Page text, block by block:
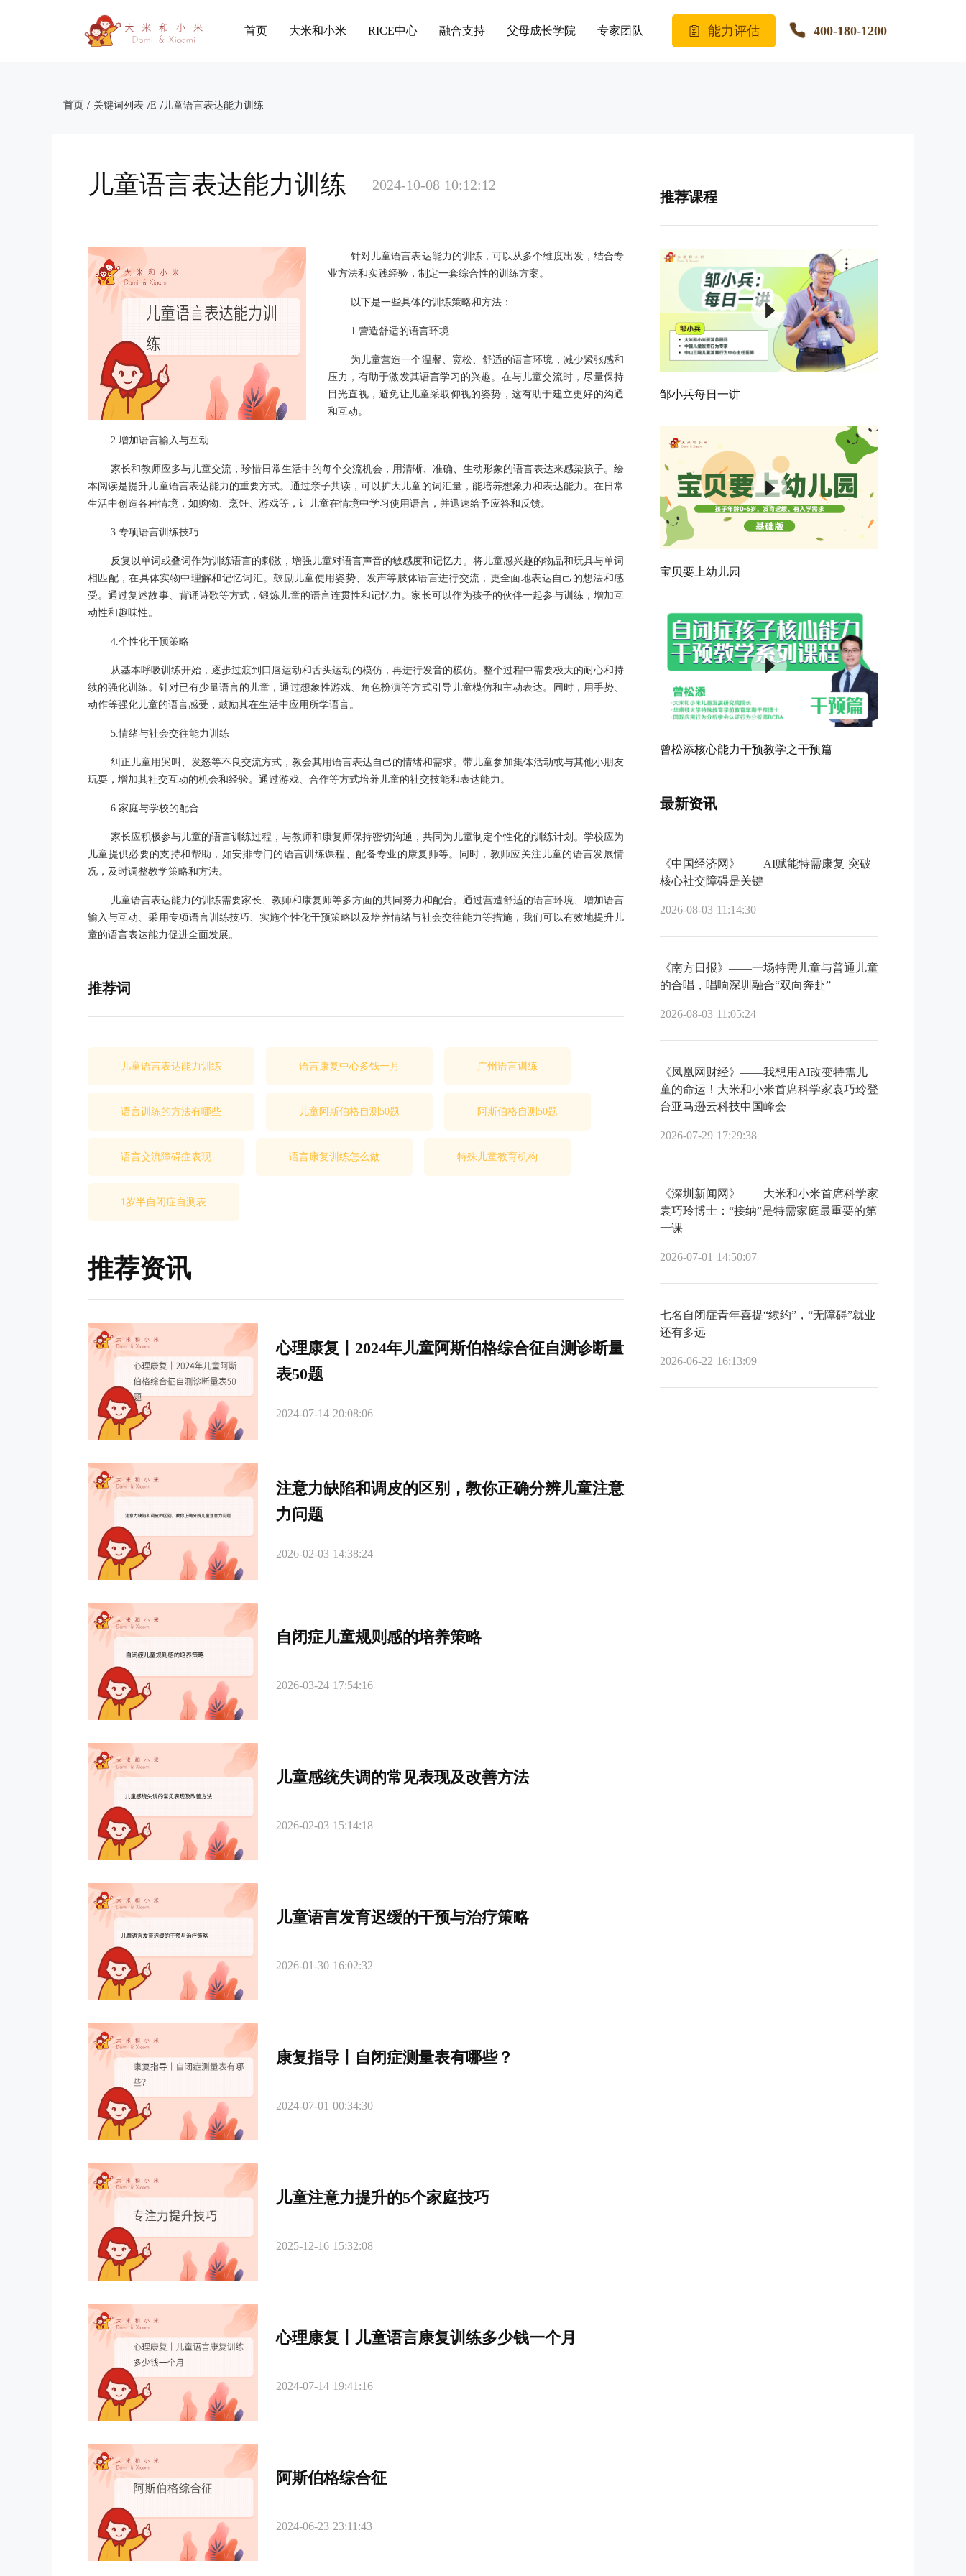
首页 大米和小米 RICE中心 融合支持 父母成长学院 专家团队 能力评估 400-180-1200
首页 / 关键词列表 /E /儿童语言表达能力训练
儿童语言表达能力训练 2024-10-08 10:12:12
针对儿童语言表达能力的训练，可以从多个维度出发，结合专
业方法和实践经验，制定一套综合性的训练方案。
以下是一些具体的训练策略和方法：
1.营造舒适的语言环境
为儿童营造一个温馨、宽松、舒适的语言环境，减少紧张感和
压力，有助于激发其语言学习的兴趣。在与儿童交流时，尽量保持
目光直视，避免让儿童采取仰视的姿势，这有助于建立更好的沟通
和互动。
2.增加语言输入与互动
家长和教师应多与儿童交流，珍惜日常生活中的每个交流机会，用清晰、准确、生动形象的语言表达来感染孩子。绘
本阅读是提升儿童语言表达能力的重要方式。通过亲子共读，可以扩大儿童的词汇量，能培养想象力和表达能力。在日常
生活中创造各种情境，如购物、烹饪、游戏等，让儿童在情境中学习使用语言，并迅速给予应答和反馈。
3.专项语言训练技巧
反复以单词或叠词作为训练语言的刺激，增强儿童对语言声音的敏感度和记忆力。将儿童感兴趣的物品和玩具与单词
相匹配，在具体实物中理解和记忆词汇。鼓励儿童使用姿势、发声等肢体语言进行交流，更全面地表达自己的想法和感
受。通过复述故事、背诵诗歌等方式，锻炼儿童的语言连贯性和记忆力。家长可以作为孩子的伙伴一起参与训练，增加互
动性和趣味性。
4.个性化干预策略
从基本呼吸训练开始，逐步过渡到口唇运动和舌头运动的模仿，再进行发音的模仿。整个过程中需要极大的耐心和持
续的强化训练。针对已有少量语言的儿童，通过想象性游戏、角色扮演等方式引导儿童模仿和主动表达。同时，用手势、
动作等强化儿童的语言感受，鼓励其在生活中应用所学语言。
5.情绪与社会交往能力训练
纠正儿童用哭叫、发怒等不良交流方式，教会其用语言表达自己的情绪和需求。带儿童参加集体活动或与其他小朋友
玩耍，增加其社交互动的机会和经验。通过游戏、合作等方式培养儿童的社交技能和表达能力。
6.家庭与学校的配合
家长应积极参与儿童的语言训练过程，与教师和康复师保持密切沟通，共同为儿童制定个性化的训练计划。学校应为
儿童提供必要的支持和帮助，如安排专门的语言训练课程、配备专业的康复师等。同时，教师应关注儿童的语言发展情
况，及时调整教学策略和方法。
儿童语言表达能力的训练需要家长、教师和康复师等多方面的共同努力和配合。通过营造舒适的语言环境、增加语言
输入与互动、采用专项语言训练技巧、实施个性化干预策略以及培养情绪与社会交往能力等措施，我们可以有效地提升儿
童的语言表达能力促进全面发展。
推荐词
儿童语言表达能力训练 语言康复中心多钱一月 广州语言训练
语言训练的方法有哪些 儿童阿斯伯格自测50题 阿斯伯格自测50题
语言交流障碍症表现 语言康复训练怎么做 特殊儿童教育机构
1岁半自闭症自测表
推荐资讯
心理康复丨2024年儿童阿斯伯格综合征自测诊断量
表50题
2024-07-14 20:08:06
注意力缺陷和调皮的区别，教你正确分辨儿童注意
力问题
2026-02-03 14:38:24
自闭症儿童规则感的培养策略
2026-03-24 17:54:16
儿童感统失调的常见表现及改善方法
2026-02-03 15:14:18
儿童语言发育迟缓的干预与治疗策略
2026-01-30 16:02:32
康复指导丨自闭症测量表有哪些？
2024-07-01 00:34:30
儿童注意力提升的5个家庭技巧
2025-12-16 15:32:08
心理康复丨儿童语言康复训练多少钱一个月
2024-07-14 19:41:16
阿斯伯格综合征
2024-06-23 23:11:43
推荐课程
邹小兵每日一讲
宝贝要上幼儿园
曾松添核心能力干预教学之干预篇
最新资讯
《中国经济网》——AI赋能特需康复 突破
核心社交障碍是关键
2026-08-03 11:14:30
《南方日报》——一场特需儿童与普通儿童
的合唱，唱响深圳融合“双向奔赴”
2026-08-03 11:05:24
《凤凰网财经》——我想用AI改变特需儿
童的命运！大米和小米首席科学家袁巧玲登
台亚马逊云科技中国峰会
2026-07-29 17:29:38
《深圳新闻网》——大米和小米首席科学家
袁巧玲博士：“接纳”是特需家庭最重要的第
一课
2026-07-01 14:50:07
七名自闭症青年喜提“续约”，“无障碍”就业
还有多远
2026-06-22 16:13:09